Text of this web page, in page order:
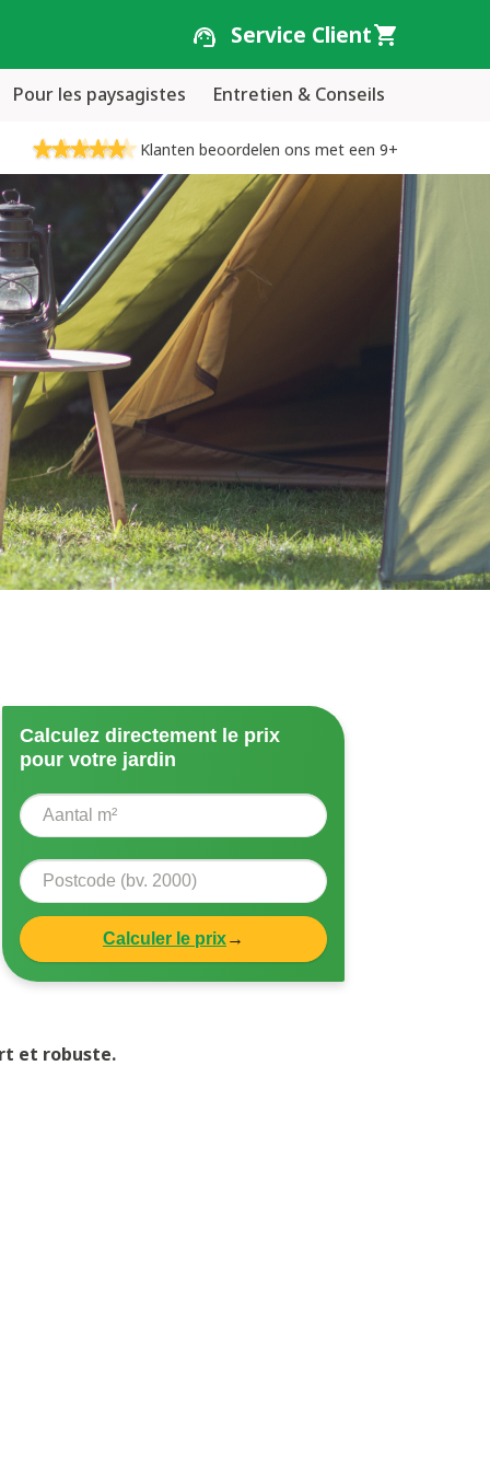
Service Client
Pour les paysagistes Entretien & Conseils
Klanten beoordelen ons met een 9+
Calculez directement le prix
pour votre jardin
Calculer le prix→
et robuste.